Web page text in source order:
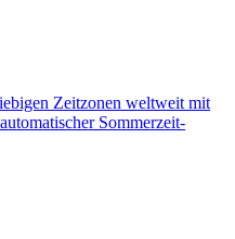
Zeitzonen weltweit mit
Sommerzeit-